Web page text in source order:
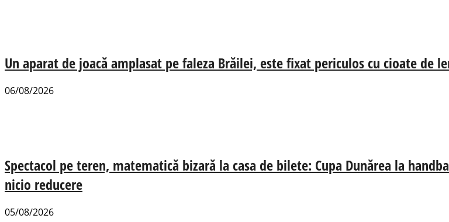
Un aparat de joacă amplasat pe faleza Brăilei, este fixat periculos cu cioate de
06/08/2026
Spectacol pe teren, matematică bizară la casa de bilete: Cupa Dunărea la
nicio reducere
05/08/2026